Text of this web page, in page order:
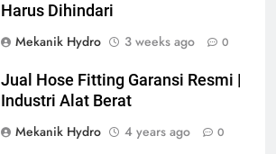
Harus Dihindari
Mekanik Hydro
3 weeks ago 0
Jual Hose Fitting Garansi Resmi |
Industri Alat Berat
Mekanik Hydro
4 years ago 0